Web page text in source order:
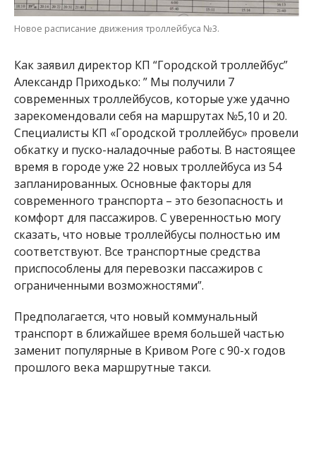
Новое расписание движения троллейбуса №3.
Как заявил директор КП “Городской троллейбус”
Александр Приходько: ” Мы получили 7
современных троллейбусов, которые уже удачно
зарекомендовали себя на маршрутах №5,10 и 20.
Специалисты КП «Городской троллейбус» провели
обкатку и пуско-наладочные работы. В настоящее
время в городе уже 22 новых троллейбуса из 54
запланированных. Основные факторы для
современного транспорта – это безопасность и
комфорт для пассажиров. С уверенностью могу
сказать, что новые троллейбусы полностью им
соответствуют. Все транспортные средства
приспособлены для перевозки пассажиров с
ограниченными возможностями”.
Предполагается, что новый коммунальный
транспорт в ближайшее время большей частью
заменит популярные в Кривом Роге с 90-х годов
прошлого века маршрутные такси.